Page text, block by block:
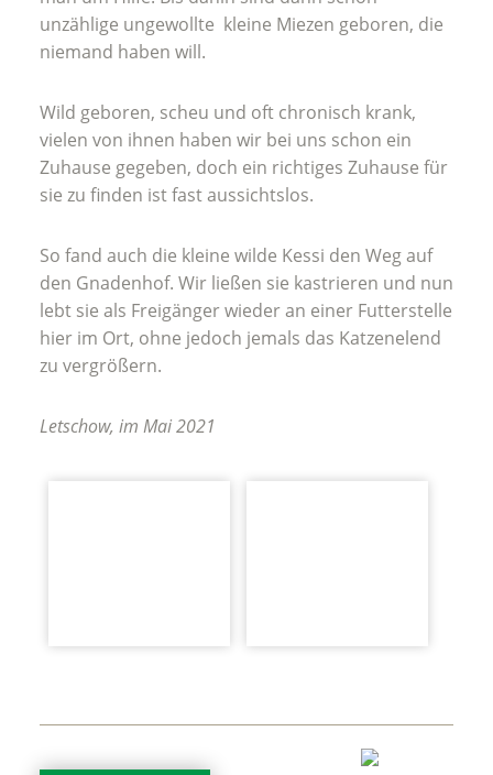
unzählige ungewollte kleine Miezen geboren, die
niemand haben will.
Wild geboren, scheu und oft chronisch krank,
vielen von ihnen haben wir bei uns schon ein
Zuhause gegeben, doch ein richtiges Zuhause für
sie zu finden ist fast aussichtslos.
So fand auch die kleine wilde Kessi den Weg auf
den Gnadenhof. Wir ließen sie kastrieren und nun
lebt sie als Freigänger wieder an einer Futterstelle
hier im Ort, ohne jedoch jemals das Katzenelend
zu vergrößern.
Letschow, im Mai 2021